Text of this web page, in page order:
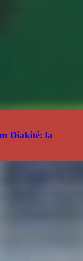
Diakité: la